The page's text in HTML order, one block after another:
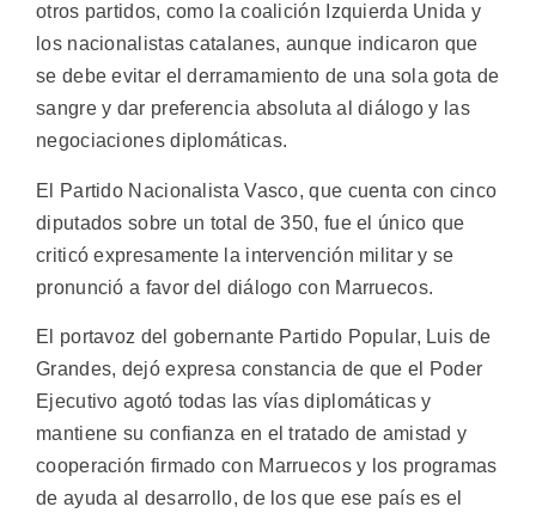
otros partidos, como la coalición Izquierda Unida y
los nacionalistas catalanes, aunque indicaron que
se debe evitar el derramamiento de una sola gota de
sangre y dar preferencia absoluta al diálogo y las
negociaciones diplomáticas.
El Partido Nacionalista Vasco, que cuenta con cinco
diputados sobre un total de 350, fue el único que
criticó expresamente la intervención militar y se
pronunció a favor del diálogo con Marruecos.
El portavoz del gobernante Partido Popular, Luis de
Grandes, dejó expresa constancia de que el Poder
Ejecutivo agotó todas las vías diplomáticas y
mantiene su confianza en el tratado de amistad y
cooperación firmado con Marruecos y los programas
de ayuda al desarrollo, de los que ese país es el